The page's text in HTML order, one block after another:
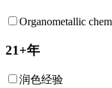
Organometallic
21+年
润色经验